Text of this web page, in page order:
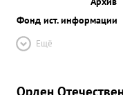
Фонд ист. информации
Ещё
Орден